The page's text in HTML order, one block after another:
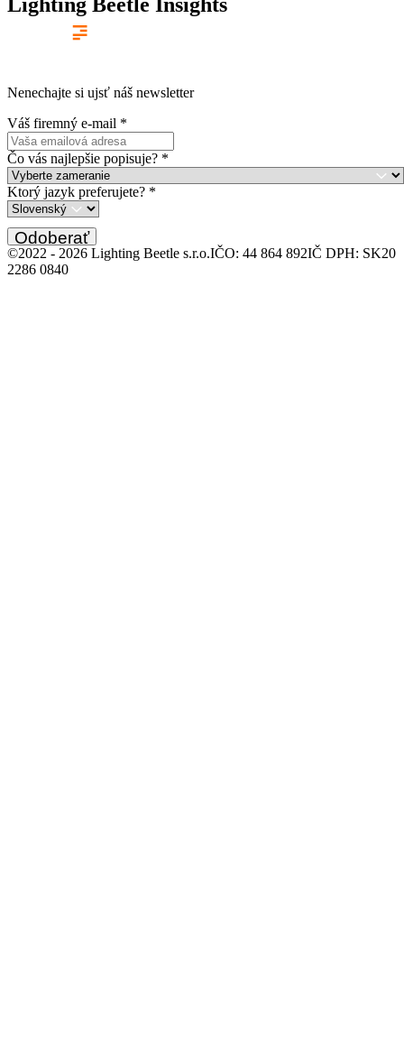
Nenechajte si ujsť náš newsletter
Váš firemný e-mail *
Čo vás najlepšie popisuje? *
Ktorý jazyk preferujete? *
Odoberať
©2022 - 2026 Lighting Beetle s.r.o.IČO: 44 864 892IČ DPH: SK20
2286 0840